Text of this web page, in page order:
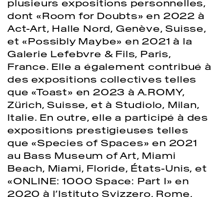
plusieurs expositions personnelles,
dont «Room for Doubts» en 2022 à
Act-Art, Halle Nord, Genève, Suisse,
et «Possibly Maybe» en 2021 à la
Galerie Lefebvre & Fils, Paris,
France. Elle a également contribué à
des expositions collectives telles
que «Toast» en 2023 à A.ROMY,
Zürich, Suisse, et à Studiolo, Milan,
Italie. En outre, elle a participé à des
expositions prestigieuses telles
que «Species of Spaces» en 2021
au Bass Museum of Art, Miami
Beach, Miami, Floride, États-Unis, et
«ONLINE: 1000 Space: Part I» en
2020 à l’Istituto Svizzero, Rome,